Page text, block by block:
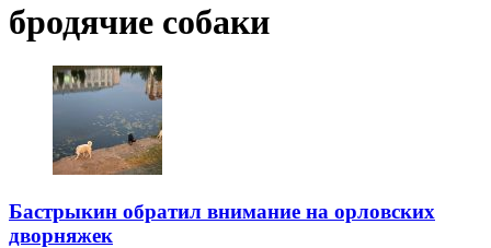
бродячие собаки
Бастрыкин обратил внимание на орловских
дворняжек